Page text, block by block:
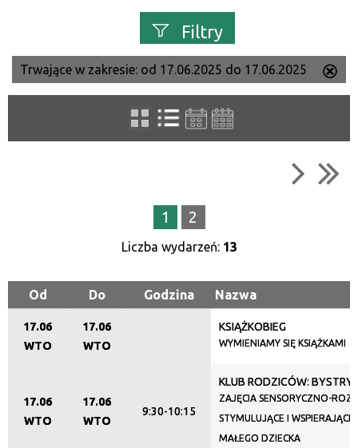
Filtry
Szukana fraza
Kategoria
Promowane
Trwające w zakresie: od 17.06.2025 do 17.06.2025
ten
1 2
Liczba wydarzeń: 13
Od Do Godzina Nazwa
17.06
WTO
17.06
WTO
KSIĄŻKOBIEG
WYMIENIAMY SIĘ KSIĄŻKAMI
17.06
WTO
17.06
WTO
9:30-10:15
KLUB RODZICÓW: BYSTRY
ZAJĘCIA SENSORYCZNO-
STYMULUJĄCE I
MAŁEGO DZIECKA